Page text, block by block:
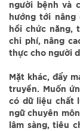
người bệnh và
hướng tới
hồi chức năng,
chi phí, nâng
thực cho người
Mặt khác, đẩy
truyền. Muốn
có dữ liệu chất
ngữ chuyên
lâm sàng, tiêu